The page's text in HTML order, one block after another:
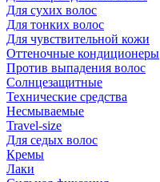
Для сухих волос
Для тонких волос
Для чувствительной кожи
Оттеночные кондиционеры
Против выпадения волос
Солнцезащитные
Технические средства
Несмываемые
Travel-size
Для седых волос
Кремы
Лаки